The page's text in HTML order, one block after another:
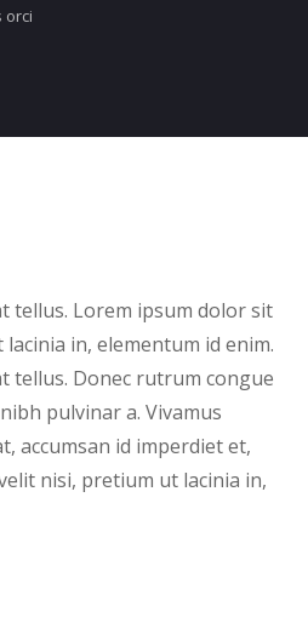
orci
tellus. Lorem ipsum dolor sit
in, elementum id enim.
tellus. Donec rutrum congue
pulvinar a. Vivamus
accumsan id imperdiet et,
nisi, pretium ut lacinia in,